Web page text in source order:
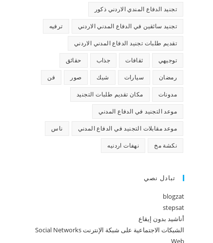
تجنيد الدفاع المندي الاردني ذكور
تجنيد سائقين في الدفاع المدني الاردني ترفيه
تقديم طلبات تجنيد الدفاع المدني الاردني
توجيهي ثقافات جذاب حقائق
رمضان سيارات شيك صور فن
مدونات مكان تقديم طلبات التجنيد
موعد التجنيد في الدفاع المدني
موعد مقابلات التجنيد في الدفاع المدني ناس
نكشة مخ نهفات اردنيه
تبادل نصي
blogzat
stepsat
أناشيد بدون إيقاع
الشبكات الاجتماعية على شبكة الإنترنت Social Networks
Web